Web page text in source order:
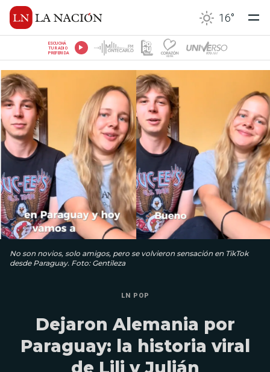
16°
ESCUCHÁ
TU RADIO
PREFERIDA
No son novios, solo amigos, pero se volvieron sensación en TikTok
desde Paraguay. Foto: Gentileza
LN POP
Dejaron Alemania por
Paraguay: la historia viral
de Lili y Julián